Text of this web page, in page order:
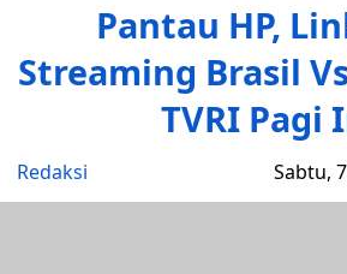
Pantau HP,
Streaming Brasil
TVRI Pagi
Redaksi Sabtu,